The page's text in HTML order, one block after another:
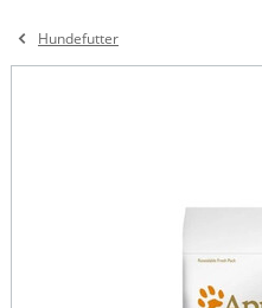
Hundefutter